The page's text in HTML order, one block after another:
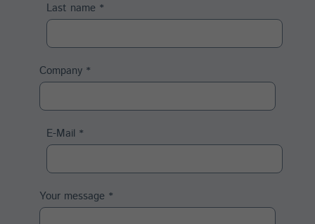
Last name *
Company *
E-Mail *
Your message *